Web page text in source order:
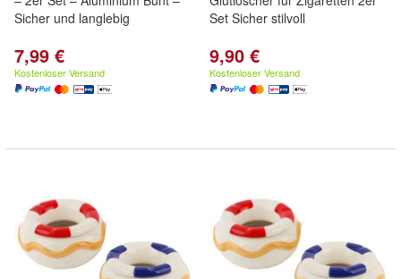
Sicher und langlebig
7,99 €
Kostenloser Versand
Set Sicher stilvoll
9,90 €
Kostenloser Versand